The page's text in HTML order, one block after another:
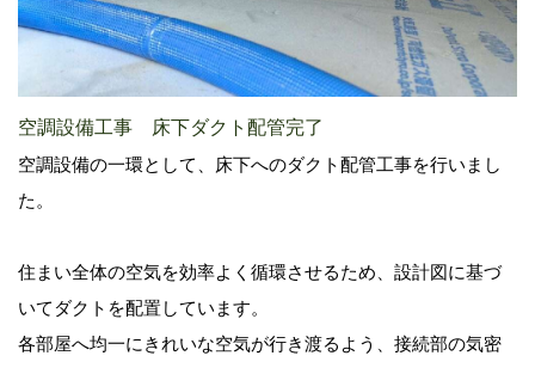
空調設備工事 床下ダクト配管完了
空調設備の一環として、床下へのダクト配管工事を行いまし
た。
住まい全体の空気を効率よく循環させるため、設計図に基づ
いてダクトを配置しています。
各部屋へ均一にきれいな空気が行き渡るよう、接続部の気密